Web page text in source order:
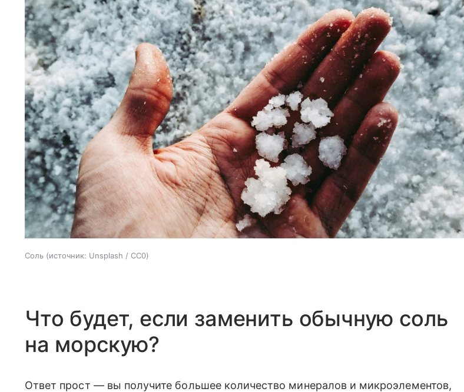
Соль источник: Unsplash / CC0
Что будет, если заменить обычную соль
на морскую?
Ответ прост — вы получите большее количество минералов и микроэлементов,